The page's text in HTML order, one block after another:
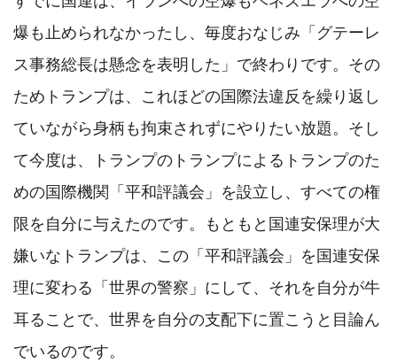
爆も止められなかったし、毎度おなじみ「グテーレ
ス事務総長は懸念を表明した」で終わりです。その
ためトランプは、これほどの国際法違反を繰り返し
ていながら身柄も拘束されずにやりたい放題。そし
て今度は、トランプのトランプによるトランプのた
めの国際機関「平和評議会」を設立し、すべての権
限を自分に与えたのです。もともと国連安保理が大
嫌いなトランプは、この「平和評議会」を国連安保
理に変わる「世界の警察」にして、それを自分が牛
耳ることで、世界を自分の支配下に置こうと目論ん
でいるのです。